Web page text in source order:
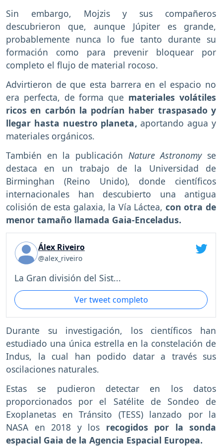
Sin embargo, Mojzis y sus compañeros
descubrieron que, aunque Júpiter es grande,
probablemente nunca lo fue tanto durante su
formación como para prevenir bloquear por
completo el flujo de material rocoso.
Advirtieron de que esta barrera en el espacio no
era perfecta, de forma que materiales volátiles
ricos en carbón la podrían haber traspasado y
llegar hasta nuestro planeta,aportando agua y
materiales orgánicos.
También en la publicación Nature Astronomyse
destaca en un trabajo de la Universidad de
Birminghan (Reino Unido), donde científicos
internacionales han descubierto una antigua
colisión de esta galaxia, la Vía Láctea, con otra de
menor tamaño llamada Gaia-Enceladus.
Álex Riveiro
@alex_riveiro
La Gran división del Sist...
Ver tweet completo
Durante su investigación, los científicos han
estudiado una única estrella en la constelación de
Indus, la cual han podido datar a través sus
oscilaciones naturales.
Estas se pudieron detectar en los datos
proporcionados por el Satélite de Sondeo de
Exoplanetas en Tránsito (TESS) lanzado por la
NASA en 2018 y los recogidos por la sonda
espacial Gaia de la Agencia Espacial Europea.